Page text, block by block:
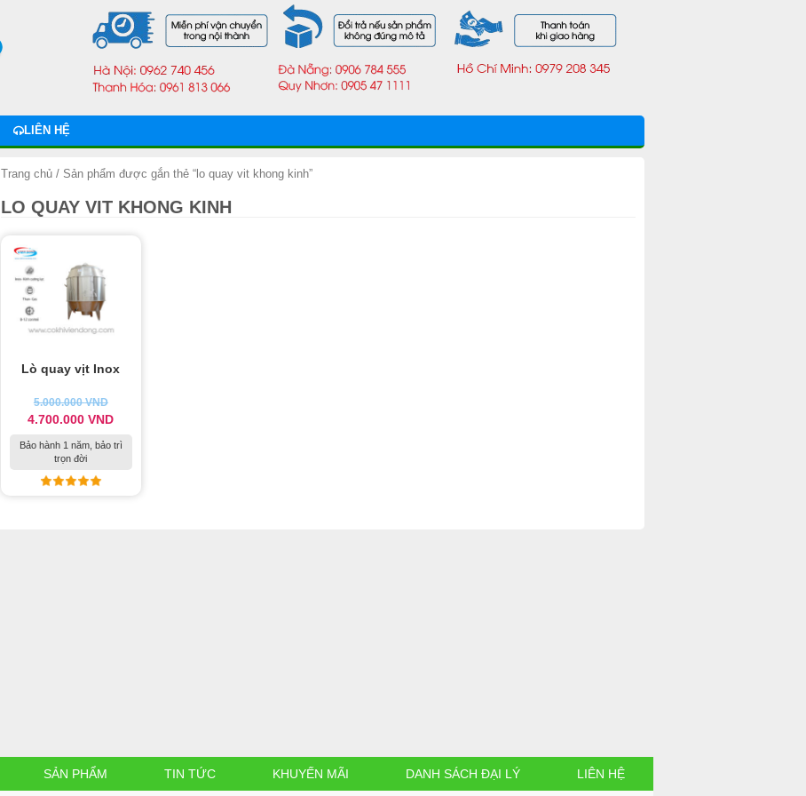
LIÊN HỆ
Trang chủ / Sản phẩm được gắn thẻ “lo quay vit khong kinh”
LO QUAY VIT KHONG KINH
Lò quay vịt Inox
5.000.000VND
4.700.000VND
Bảo hành 1 năm, bảo trì
trọn đời
SẢN PHẨM TIN TỨC KHUYẾN MÃI DANH SÁCH ĐẠI LÝ LIÊN HỆ